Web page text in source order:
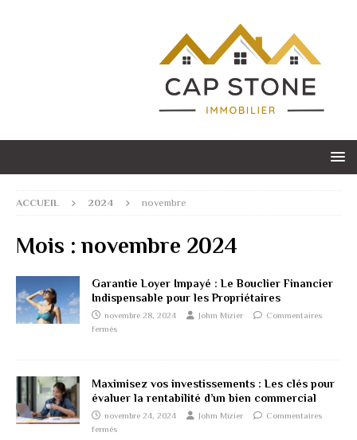
ACCUEIL 2024 novembre
Mois :novembre 2024
Garantie Loyer Impayé : Le Bouclier Financier
Indispensable pour les Propriétaires
novembre 28, 2024 Johm Mizier
Commentaires
fermés
Maximisez vos investissements : Les clés pour
évaluer la rentabilité d’un bien commercial
novembre 24, 2024 Johm Mizier
Commentaires
fermés